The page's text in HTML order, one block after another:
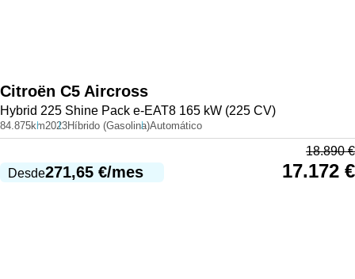
Citroën C5 Aircross
Hybrid 225 Shine Pack e-EAT8 165 kW (225 CV)
84.875km2023Híbrido (Gasolina)Automático
Desde271,65 €/mes
18.890€
17.172 €